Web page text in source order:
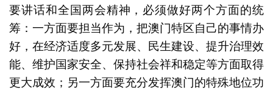
要讲话和全国两会精神，必须做好两个方面的统
筹：一方面要担当作为，把澳门特区自己的事情办
好，在经济适度多元发展、民生建设、提升治理效
能、维护国家安全、保持社会祥和稳定等方面取得
更大成效；另一方面要充分发挥澳门的特殊地位功